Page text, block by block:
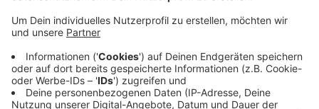
Anzeige
Außerdem sind in der Umgebung zuletzt Fälle von
Pferde-Herpes aufgetreten. Dabei handelt es sich um
ein aggressives Virus, das vom Menschen auf die Esel